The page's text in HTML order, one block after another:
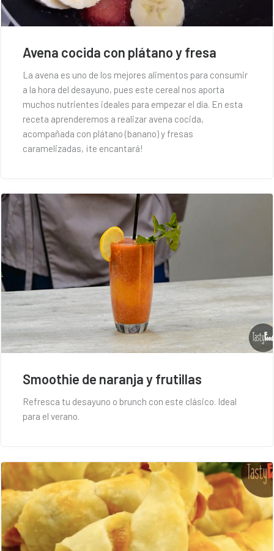
Avena cocida con plátano y fresa
La avena es uno de los mejores alimentos para consumir
a la hora del desayuno, pues este cereal nos aporta
muchos nutrientes ideales para empezar el día. En esta
receta aprenderemos a realizar avena cocida,
acompañada con plátano (banano) y fresas
caramelizadas, ¡te encantará!
Smoothie de naranja y frutillas
Refresca tu desayuno o brunch con este clásico. Ideal
para el verano.